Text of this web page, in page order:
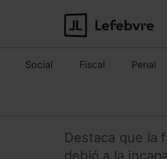
Social Fiscal Penal
Destaca que la
debió a la